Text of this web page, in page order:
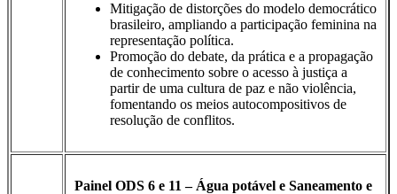
Mitigação de distorções do modelo democrático
brasileiro, ampliando a participação feminina na
representação política.
Promoção do debate, da prática e a propagação
de conhecimento sobre o acesso à justiça a
partir de uma cultura de paz e não violência,
fomentando os meios autocompositivos de
resolução de conflitos.
Painel ODS 6 e 11 – Água potável e Saneamento e